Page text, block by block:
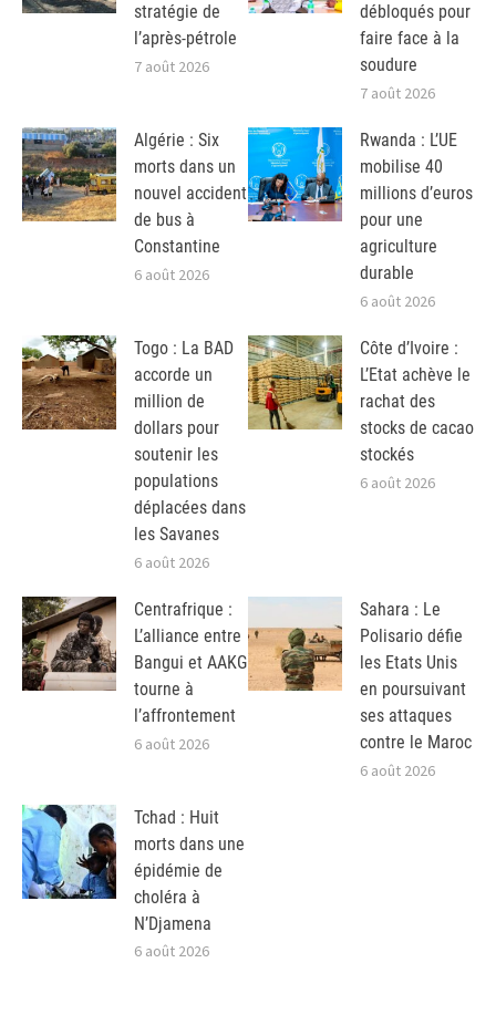
stratégie de
l’après-pétrole
7 août 2026
débloqués pour
faire face à la
soudure
7 août 2026
Algérie : Six
morts dans un
nouvel accident
de bus à
Constantine
6 août 2026
Rwanda : L’UE
mobilise 40
millions d’euros
pour une
agriculture
durable
6 août 2026
Togo : La BAD
accorde un
million de
dollars pour
soutenir les
populations
déplacées dans
les Savanes
6 août 2026
Côte d’Ivoire :
L’Etat achève le
rachat des
stocks de cacao
stockés
6 août 2026
Centrafrique :
L’alliance entre
Bangui et AAKG
tourne à
l’affrontement
6 août 2026
Sahara : Le
Polisario défie
les Etats Unis
en poursuivant
ses attaques
contre le Maroc
6 août 2026
Tchad : Huit
morts dans une
épidémie de
choléra à
N’Djamena
6 août 2026